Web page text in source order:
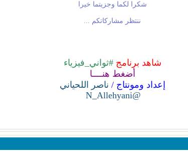
شكرا لكما وجزيتما خيرا
ننتظر مشاركاتكم ...
شاهد برنامج #ثواني_فيزياء
أضغط هنــــا
إعداد ومونتاج / ناصر اللحياني
@N_Allehyani